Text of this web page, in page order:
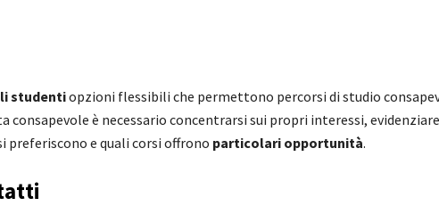
studentiopzioni flessibili che permettono percorsi di studio
consapevole è necessario concentrarsi sui propri interessi, evidenziare
preferiscono e quali corsi offrono particolari opportunità.